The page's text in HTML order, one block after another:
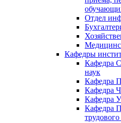
Отдел
Кафедры
Кафедра
наук
Кафедра
Кафедра
Кафедра
Кафедра